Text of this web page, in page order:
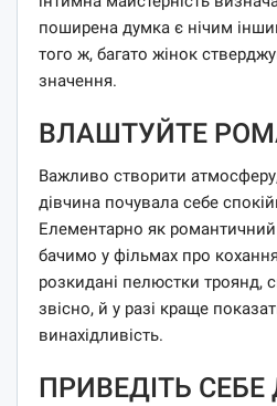
поширена думка є нічим
того ж, багато жінок
значення.
ВЛАШТУЙТЕ
Важливо створити
дівчина почувала себе
Елементарно як
бачимо у фільмах про
розкидані пелюстки троянд,
звісно, ​​й у разі краще
винахідливість.
ПРИВЕДІТЬ